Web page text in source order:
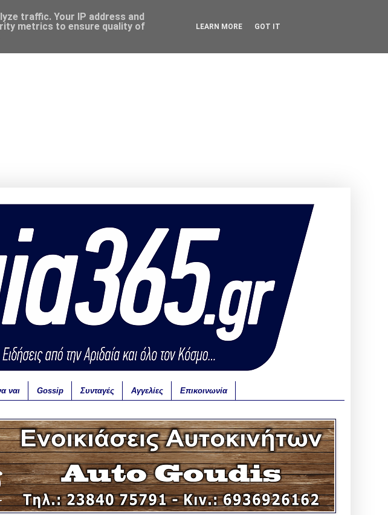
ναι Gossip Συνταγές Αγγελίες Επικοινωνία
traffic. Your IP address and
metrics to ensure quality of
LEARN MORE GOT IT